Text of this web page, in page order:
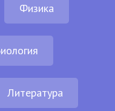
Физика
Литература